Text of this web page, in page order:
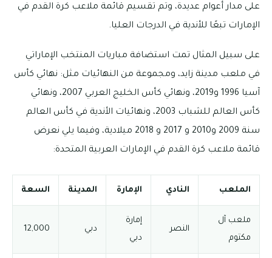
على مدار أعوام عديدة، وتم تقسيم قائمة ملاعب كرة القدم في
الإمارات تبعًا للأندية في الدرجات العليا.
على سبيل المثال تمت استضافة مباريات المنتخب الإماراتي
في ملعب مدينة زايد، ومجموعة من النهائيات مثل: نهائي كأس
آسيا 1996 و2019، ونهائي كأس الخليج العربي 2007، ونهائي
كأس العالم للشباب 2003، ونهائيات الأندية في كأس العالم
سنة 2009 و2010 و 2017 و 2018 ميلادية، وفيما يلي نعرض
قائمة ملاعب كرة القدم في الإمارات العربية المتحدة:
الملعب النادي الإمارة المدينة السعة
ملعب آل
مكتوم
النصر
إمارة
دبي
دبي 12,000